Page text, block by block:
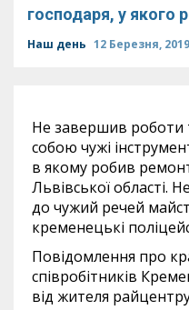
господаря, у якого
Наш день 12 Березня, 2019
Не завершив роботи
собою чужі
в якому робив
Львівської області.
до чужий речей
кременецькі
Повідомлення про
співробітників
від жителя